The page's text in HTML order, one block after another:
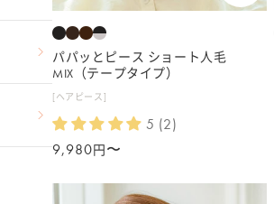
パパッとピース ショート人毛
MIX（テープタイプ）
[ヘアピース]
5 (2)
通
9,980円〜